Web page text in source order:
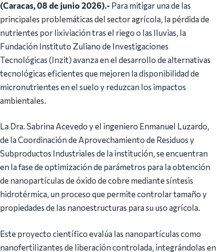
(Caracas, 08 de junio 2026).- Para mitigar una de las
principales problemáticas del sector agrícola, la pérdida de
nutrientes por lixiviación tras el riego o las lluvias, la
Fundación Instituto Zuliano de Investigaciones
Tecnológicas (Inzit) avanza en el desarrollo de alternativas
tecnológicas eficientes que mejoren la disponibilidad de
micronutrientes en el suelo y reduzcan los impactos
ambientales.
La Dra. Sabrina Acevedo y el ingeniero Enmanuel Luzardo,
de la Coordinación de Aprovechamiento de Residuos y
Subproductos Industriales de la institución, se encuentran
en la fase de optimización de parámetros para la obtención
de nanopartículas de óxido de cobre mediante síntesis
hidrotérmica, un proceso que permite controlar tamaño y
propiedades de las nanoestructuras para su uso agrícola.
Este proyecto científico evalúa las nanopartículas como
nanofertilizantes de liberación controlada, integrándolas en